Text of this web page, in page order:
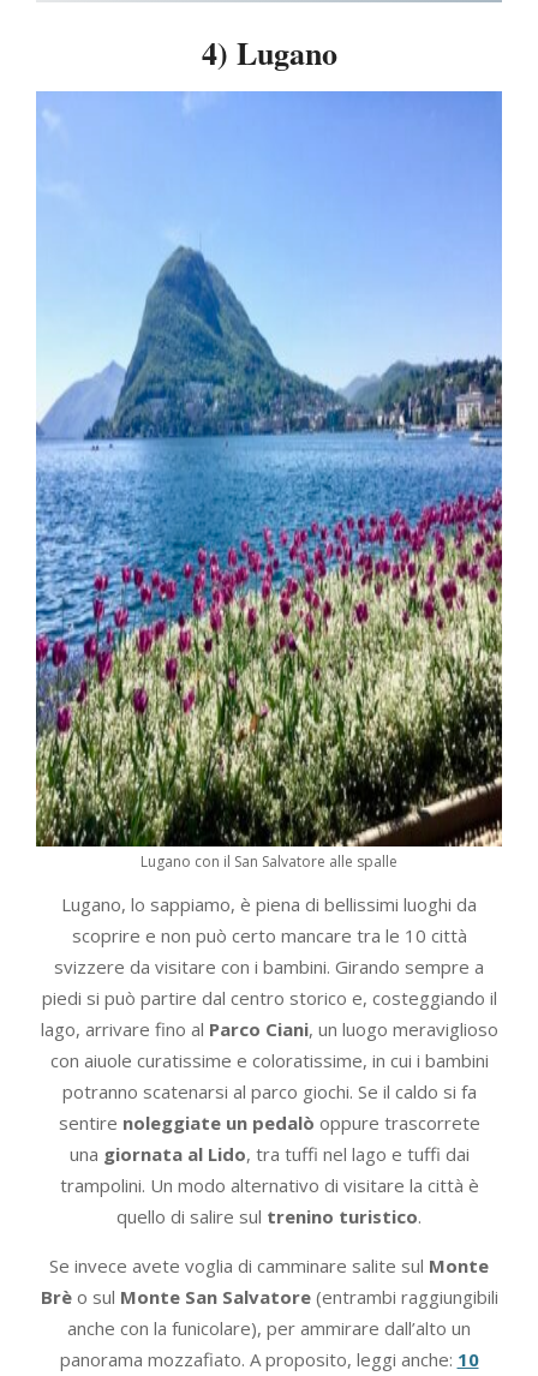
4) Lugano
Lugano con il San Salvatore alle spalle
Lugano, lo sappiamo, è piena di bellissimi luoghi da
scoprire e non può certo mancare tra le 10 città
svizzere da visitare con i bambini. Girando sempre a
piedi si può partire dal centro storico e, costeggiando il
lago, arrivare fino al Parco Ciani, un luogo meraviglioso
con aiuole curatissime e coloratissime, in cui i bambini
potranno scatenarsi al parco giochi. Se il caldo si fa
sentire noleggiate un pedalò oppure trascorrete
una giornata al Lido, tra tuffi nel lago e tuffi dai
trampolini. Un modo alternativo di visitare la città è
quello di salire sul trenino turistico.
Se invece avete voglia di camminare salite sul Monte
Brèo sul Monte San Salvatore(entrambi raggiungibili
anche con la funicolare), per ammirare dall’alto un
panorama mozzafiato. A proposito, leggi anche: 10